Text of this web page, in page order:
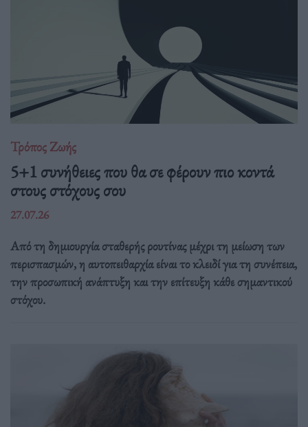
Τρόπος Ζωής
5+1 συνήθειες που θα σε φέρουν πιο κοντά
στους στόχους σου
27.07.26
Από τη δημιουργία σταθερής ρουτίνας μέχρι τη μείωση των
περισπασμών, η αυτοπειθαρχία είναι το κλειδί για τη συνέπεια,
την προσωπική ανάπτυξη και την επίτευξη κάθε σημαντικού
στόχου.